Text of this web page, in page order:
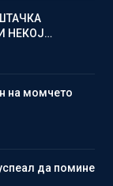
НЕКОЈ…
на момчето
да помине